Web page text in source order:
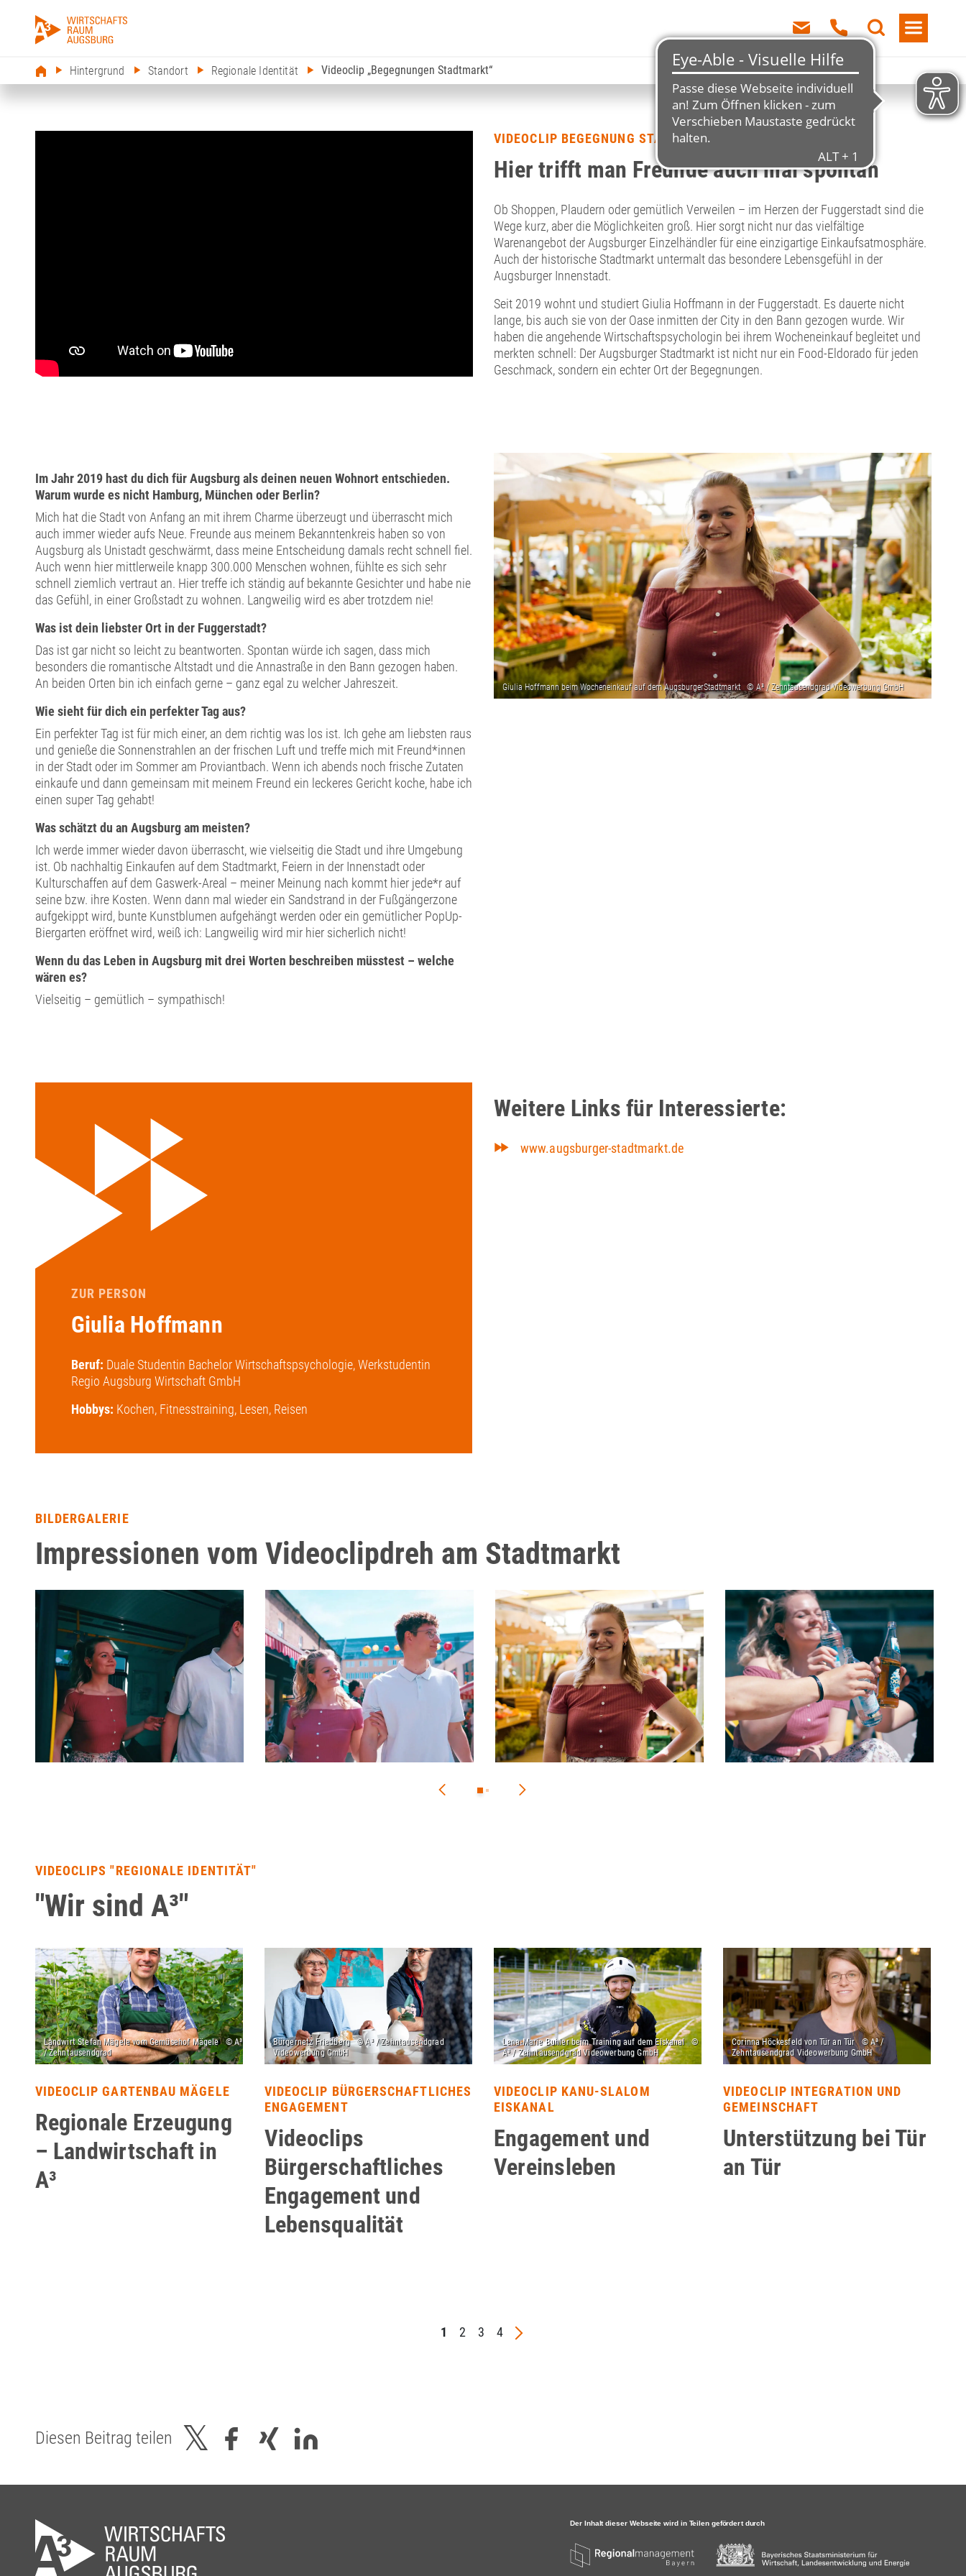
Hintergrund Standort Regionale Identität Videoclip „Begegnungen Stadtmarkt“
VIDEOCLIP BEGEGNUNG STADTMARKT
Hier trifft man Freunde auch mal spontan
Ob Shoppen, Plaudern oder gemütlich Verweilen – im Herzen der Fuggerstadt sind die
Wege kurz, aber die Möglichkeiten groß. Hier sorgt nicht nur das vielfältige
Warenangebot der Augsburger Einzelhändler für eine einzigartige Einkaufsatmosphäre.
Auch der historische Stadtmarkt untermalt das besondere Lebensgefühl in der
Augsburger Innenstadt.
Seit 2019 wohnt und studiert Giulia Hoffmann in der Fuggerstadt. Es dauerte nicht
lange, bis auch sie von der Oase inmitten der City in den Bann gezogen wurde. Wir
haben die angehende Wirtschaftspsychologin bei ihrem Wocheneinkauf begleitet und
merkten schnell: Der Augsburger Stadtmarkt ist nicht nur ein Food-Eldorado für jeden
Geschmack, sondern ein echter Ort der Begegnungen.
Im Jahr 2019 hast du dich für Augsburg als deinen neuen Wohnort entschieden.
Warum wurde es nicht Hamburg, München oder Berlin?
Mich hat die Stadt von Anfang an mit ihrem Charme überzeugt und überrascht mich
auch immer wieder aufs Neue. Freunde aus meinem Bekanntenkreis haben so von
Augsburg als Unistadt geschwärmt, dass meine Entscheidung damals recht schnell fiel.
Auch wenn hier mittlerweile knapp 300.000 Menschen wohnen, fühlte es sich sehr
schnell ziemlich vertraut an. Hier treffe ich ständig auf bekannte Gesichter und habe nie
das Gefühl, in einer Großstadt zu wohnen. Langweilig wird es aber trotzdem nie!
Was ist dein liebster Ort in der Fuggerstadt?
Das ist gar nicht so leicht zu beantworten. Spontan würde ich sagen, dass mich
besonders die romantische Altstadt und die Annastraße in den Bann gezogen haben.
An beiden Orten bin ich einfach gerne – ganz egal zu welcher Jahreszeit.
Wie sieht für dich ein perfekter Tag aus?
Ein perfekter Tag ist für mich einer, an dem richtig was los ist. Ich gehe am liebsten raus
und genieße die Sonnenstrahlen an der frischen Luft und treffe mich mit Freund*innen
in der Stadt oder im Sommer am Proviantbach. Wenn ich abends noch frische Zutaten
einkaufe und dann gemeinsam mit meinem Freund ein leckeres Gericht koche, habe ich
einen super Tag gehabt!
Was schätzt du an Augsburg am meisten?
Ich werde immer wieder davon überrascht, wie vielseitig die Stadt und ihre Umgebung
ist. Ob nachhaltig Einkaufen auf dem Stadtmarkt, Feiern in der Innenstadt oder
Kulturschaffen auf dem Gaswerk-Areal – meiner Meinung nach kommt hier jede*r auf
seine bzw. ihre Kosten. Wenn dann mal wieder ein Sandstrand in der Fußgängerzone
aufgekippt wird, bunte Kunstblumen aufgehängt werden oder ein gemütlicher PopUp-
Biergarten eröffnet wird, weiß ich: Langweilig wird mir hier sicherlich nicht!
Wenn du das Leben in Augsburg mit drei Worten beschreiben müsstest – welche
wären es?
Vielseitig – gemütlich – sympathisch!
ZUR PERSON
Giulia Hoffmann
Beruf: Duale Studentin Bachelor Wirtschaftspsychologie, Werkstudentin
Regio Augsburg Wirtschaft GmbH
Hobbys: Kochen, Fitnesstraining, Lesen, Reisen
Weitere Links für Interessierte:
www.augsburger-stadtmarkt.de
BILDERGALERIE
Impressionen vom Videoclipdreh am Stadtmarkt
VIDEOCLIPS "REGIONALE IDENTITÄT"
"Wir sind A³"
VIDEOCLIP GARTENBAU MÄGELE
Regionale Erzeugung
– Landwirtschaft in
A³
VIDEOCLIP BÜRGERSCHAFTLICHES
ENGAGEMENT
Videoclips
Bürgerschaftliches
Engagement und
Lebensqualität
VIDEOCLIP KANU-SLALOM
EISKANAL
Engagement und
Vereinsleben
VIDEOCLIP INTEGRATION UND
GEMEINSCHAFT
Unterstützung bei Tür
an Tür
1 2 3 4
Diesen Beitrag teilen